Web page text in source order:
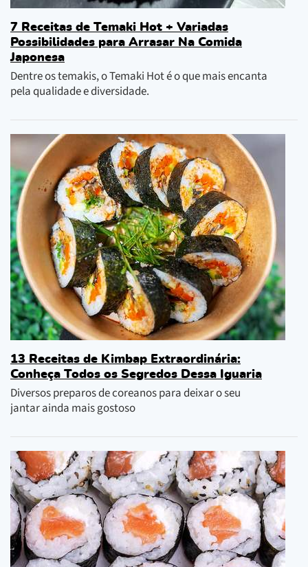
7 Receitas de Temaki Hot + Variadas
Possibilidades para Arrasar Na Comida
Japonesa
Dentre os temakis, o Temaki Hot é o que mais encanta
pela qualidade e diversidade.
13 Receitas de Kimbap Extraordinária:
Conheça Todos os Segredos Dessa Iguaria
Diversos preparos de coreanos para deixar o seu
jantar ainda mais gostoso